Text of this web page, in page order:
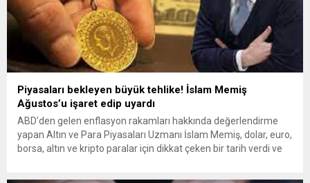
Piyasaları bekleyen büyük tehlike! İslam Memiş
Ağustos’u işaret edip uyardı
ABD’den gelen enflasyon rakamları hakkında değerlendirme
yapan Altın ve Para Piyasaları Uzmanı İslam Memiş, dolar, euro,
borsa, altın ve kripto paralar için dikkat çeken bir tarih verdi ve